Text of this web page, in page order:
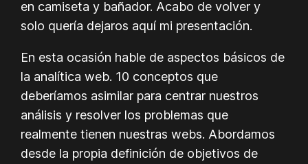
en camiseta y bañador. Acabo de volver y
solo quería dejaros aquí mi presentación.
En esta ocasión hable de aspectos básicos de
la analítica web. 10 conceptos que
deberíamos asimilar para centrar nuestros
análisis y resolver los problemas que
realmente tienen nuestras webs. Abordamos
desde la propia definición de objetivos de